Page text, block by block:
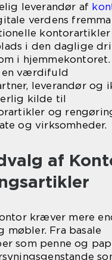
leverandør af
verdens
kontorartikler
i den daglige
i hjemmekontoret.
en værdifuld
leverandør og
kilde til
og
og virksomheder.
af
kræver mere
møbler. Fra basale
som penne og